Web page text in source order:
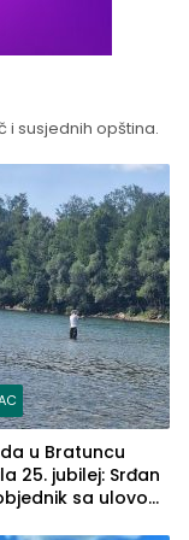
i susjednih opština.
u Bratuncu
25. jubilej: Srđan
sa ulovom